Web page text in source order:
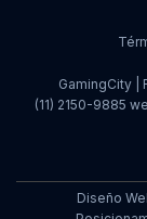
GamingCity |
(11) 2150-9885
Diseño